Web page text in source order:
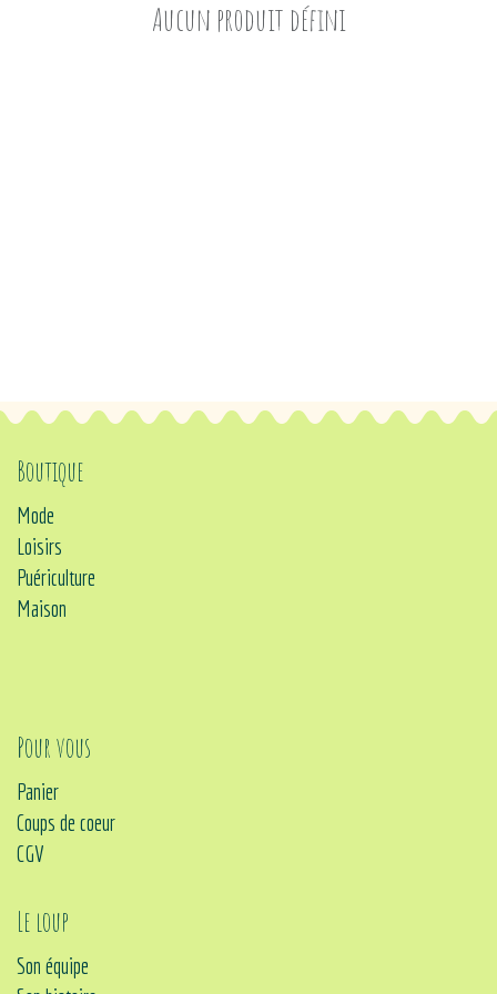
Aucun produit défini
Boutique
Mode
Loisirs
Puériculture
Maison
Pour vous
Panier
Coups de coeur
CGV
Le loup
Son équipe